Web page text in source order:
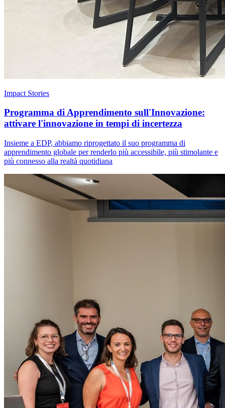
Impact Stories
Programma di Apprendimento sull'Innovazione:
attivare l'innovazione in tempi di incertezza
Insieme a EDP, abbiamo riprogettato il suo programma di
apprendimento globale per renderlo più accessibile, più stimolante e
più connesso alla realtà quotidiana